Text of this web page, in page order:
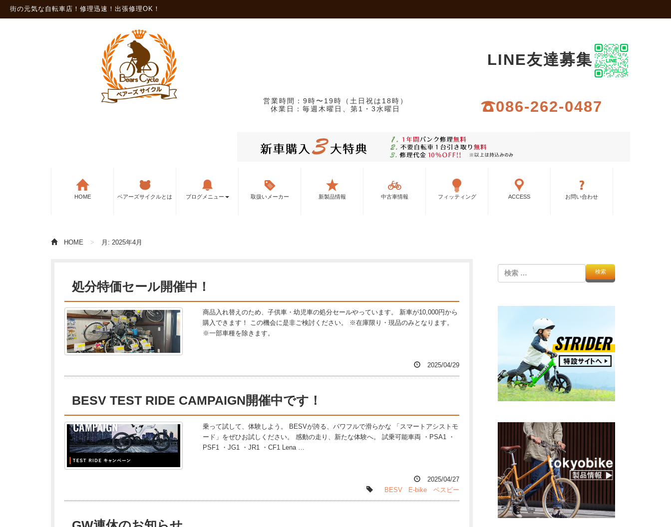
街の元気な自転車店！修理迅速！出張修理OK！
LINE友達募集
営業時間：9時〜19時（土日祝は18時）
休業日：毎週木曜日、第1・3水曜日
086-262-0487
HOME ベアーズサイクルとは ブログメニュー 取扱いメーカー 新製品情報 中古車情報 フィッティング ACCESS お問い合わせ
HOME 月: 2025年4月
処分特価セール開催中！
商品入れ替えのため、子供車・幼児車の処分セールやっています。 新車が10,000円から
購入できます！ この機会に是非ご検討ください。 ※在庫限り・現品のみとなります。
※一部車種を除きます。
2025/04/29
BESV TEST RIDE CAMPAIGN開催中です！
乗って試して、体験しよう。 BESVが誇る、パワフルで滑らかな 「スマートアシストモ
ード」をぜひお試しください。 感動の走り、新たな体験へ。 試乗可能車両 ・PSA1 ・
PSF1 ・JG1 ・JR1 ・CF1 Lena …
2025/04/27
BESV
E-bike ベスビー